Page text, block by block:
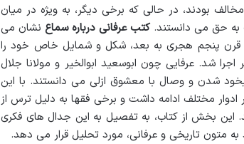
بودند، در حالی که برخی دیگر، به ویژه در میان
به حق می دانستند. کتب عرفانی درباره سماعنشان می
قرن پنجم هجری به بعد، شکل و شمایل خاص خود را
شد. عرفایی چون ابوسعید ابوالخیر و مولانا جلال
بیخود شدن و وصال با معشوق ازلی می دانستند. با این
مختلف ادامه داشت و برخی فقها به دلیل ترس از
این بخش از کتاب، به تفصیل به این جدال های فکری
به متون تاریخی و عرفانی، مورد تحلیل قرار می دهد.